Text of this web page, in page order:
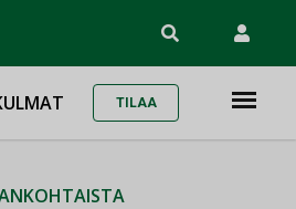
TILAA